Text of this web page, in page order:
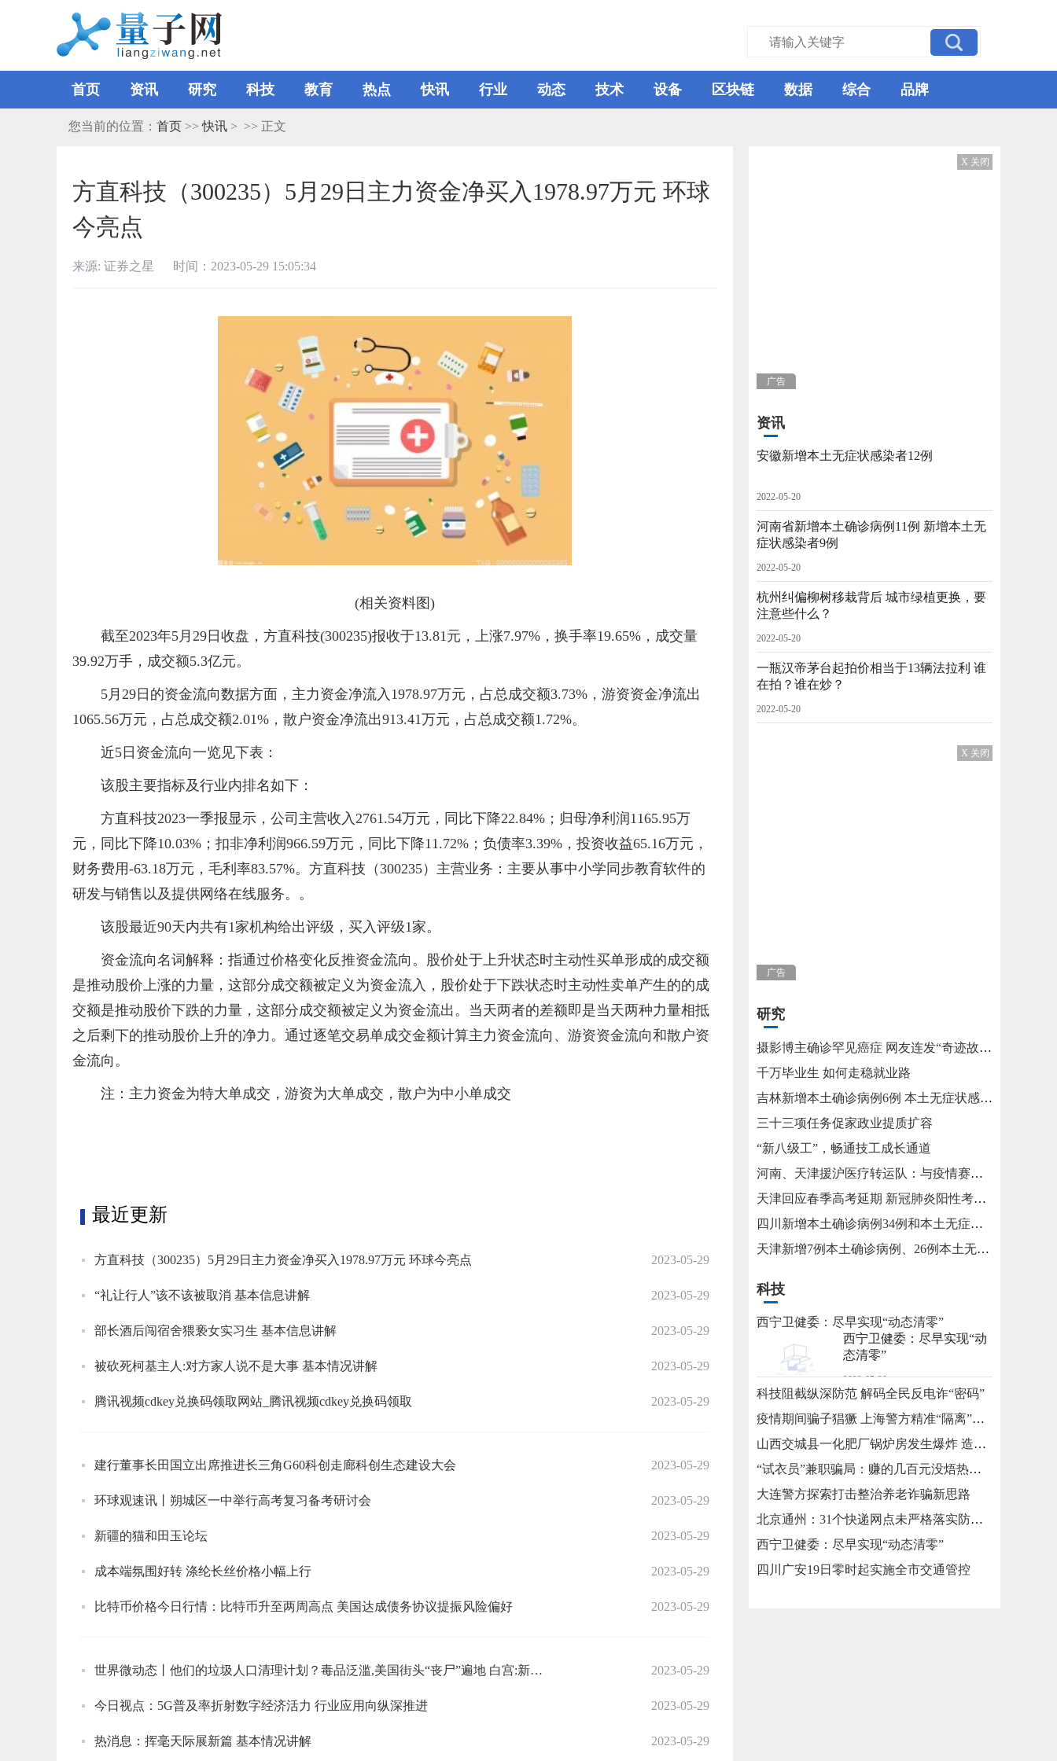
首页 资讯 研究 科技 教育 热点 快讯 行业 动态 技术 设备 区块链 数据 综合 品牌
您当前的位置： 首页 >>快讯 > >> 正文
方直科技（300235）5月29日主力资金净买入1978.97万元 环球
今亮点
来源: 证券之星 时间：2023-05-29 15:05:34
(相关资料图)
截至2023年5月29日收盘，方直科技(300235)报收于13.81元，上涨7.97%，换手率19.65%，成交量
39.92万手，成交额5.3亿元。
5月29日的资金流向数据方面，主力资金净流入1978.97万元，占总成交额3.73%，游资资金净流出
1065.56万元，占总成交额2.01%，散户资金净流出913.41万元，占总成交额1.72%。
近5日资金流向一览见下表：
该股主要指标及行业内排名如下：
方直科技2023一季报显示，公司主营收入2761.54万元，同比下降22.84%；归母净利润1165.95万
元，同比下降10.03%；扣非净利润966.59万元，同比下降11.72%；负债率3.39%，投资收益65.16万元，
财务费用-63.18万元，毛利率83.57%。方直科技（300235）主营业务：主要从事中小学同步教育软件的
研发与销售以及提供网络在线服务。。
该股最近90天内共有1家机构给出评级，买入评级1家。
资金流向名词解释：指通过价格变化反推资金流向。股价处于上升状态时主动性买单形成的成交额
是推动股价上涨的力量，这部分成交额被定义为资金流入，股价处于下跌状态时主动性卖单产生的的成
交额是推动股价下跌的力量，这部分成交额被定义为资金流出。当天两者的差额即是当天两种力量相抵
之后剩下的推动股价上升的净力。通过逐笔交易单成交金额计算主力资金流向、游资资金流向和散户资
金流向。
注：主力资金为特大单成交，游资为大单成交，散户为中小单成交
最近更新
方直科技（300235）5月29日主力资金净买入1978.97万元 环球今亮点 2023-05-29
“礼让行人”该不该被取消 基本信息讲解 2023-05-29
部长酒后闯宿舍猥亵女实习生 基本信息讲解 2023-05-29
被砍死柯基主人:对方家人说不是大事 基本情况讲解 2023-05-29
腾讯视频cdkey兑换码领取网站_腾讯视频cdkey兑换码领取 2023-05-29
建行董事长田国立出席推进长三角G60科创走廊科创生态建设大会 2023-05-29
环球观速讯丨朔城区一中举行高考复习备考研讨会 2023-05-29
新疆的猫和田玉论坛 2023-05-29
成本端氛围好转 涤纶长丝价格小幅上行 2023-05-29
比特币价格今日行情：比特币升至两周高点 美国达成债务协议提振风险偏好 2023-05-29
世界微动态丨他们的垃圾人口清理计划？毒品泛滥,美国街头“丧尸”遍地 白宫:新兴威胁 2023-05-29
今日视点：5G普及率折射数字经济活力 行业应用向纵深推进 2023-05-29
热消息：挥毫天际展新篇 基本情况讲解 2023-05-29
广告
X 关闭
资讯
安徽新增本土无症状感染者12例
2022-05-20
河南省新增本土确诊病例11例 新增本土无
症状感染者9例
2022-05-20
杭州纠偏柳树移栽背后 城市绿植更换，要
注意些什么？
2022-05-20
一瓶汉帝茅台起拍价相当于13辆法拉利 谁
在拍？谁在炒？
2022-05-20
广告
X 关闭
研究
摄影博主确诊罕见癌症 网友连发“奇迹故事”不允许他躺平
千万毕业生 如何走稳就业路
吉林新增本土确诊病例6例 本土无症状感染者15例
三十三项任务促家政业提质扩容
“新八级工”，畅通技工成长通道
河南、天津援沪医疗转运队：与疫情赛跑 为生命护航
天津回应春季高考延期 新冠肺炎阳性考生将在医院考试
四川新增本土确诊病例34例和本土无症状感染者115例
天津新增7例本土确诊病例、26例本土无症状感染者
科技
西宁卫健委：尽早实现“动态清零”
西宁卫健委：尽早实现“动
态清零”
2022-05-20
科技阻截纵深防范 解码全民反电诈“密码”
疫情期间骗子猖獗 上海警方精准“隔离”涉疫类诈骗
山西交城县一化肥厂锅炉房发生爆炸 造成3死2伤
“试衣员”兼职骗局：赚的几百元没焐热就被骗走几万元
大连警方探索打击整治养老诈骗新思路
北京通州：31个快递网点未严格落实防疫措施被责令整改
西宁卫健委：尽早实现“动态清零”
四川广安19日零时起实施全市交通管控